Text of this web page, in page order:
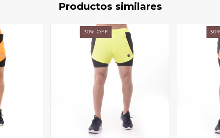
Productos similares
30% OFF 30